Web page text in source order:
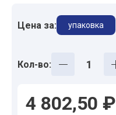
Цена за: упаковка
Кол-во:
4 802,50 ₽